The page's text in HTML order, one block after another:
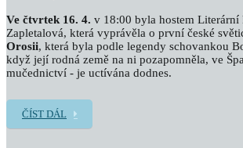
Ve čtvrtek 16. 4. v 18:00 byla hostem
Zapletalová, která vyprávěla o první české
Orosii, která byla podle legendy schovankou
když její rodná země na ni pozapomněla, ve
mučednictví - je uctívána dodnes.
ČÍST DÁL